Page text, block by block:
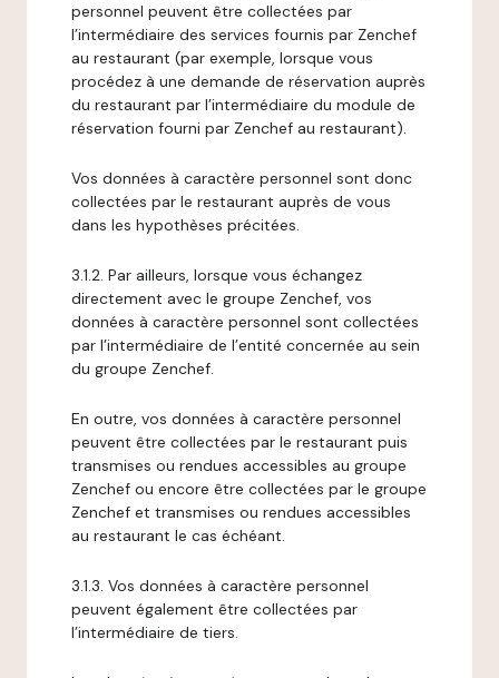
personnel peuvent être collectées par
l’intermédiaire des services fournis par Zenchef
au restaurant (par exemple, lorsque vous
procédez à une demande de réservation auprès
du restaurant par l’intermédiaire du module de
réservation fourni par Zenchef au restaurant).
Vos données à caractère personnel sont donc
collectées par le restaurant auprès de vous
dans les hypothèses précitées.
3.1.2. Par ailleurs, lorsque vous échangez
directement avec le groupe Zenchef, vos
données à caractère personnel sont collectées
par l’intermédiaire de l’entité concernée au sein
du groupe Zenchef.
En outre, vos données à caractère personnel
peuvent être collectées par le restaurant puis
transmises ou rendues accessibles au groupe
Zenchef ou encore être collectées par le groupe
Zenchef et transmises ou rendues accessibles
au restaurant le cas échéant.
3.1.3. Vos données à caractère personnel
peuvent également être collectées par
l’intermédiaire de tiers.